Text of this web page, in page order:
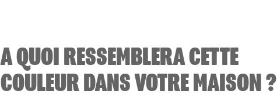
A QUOI RESSEMBLERA CETTE
COULEUR DANS VOTRE MAISON ?